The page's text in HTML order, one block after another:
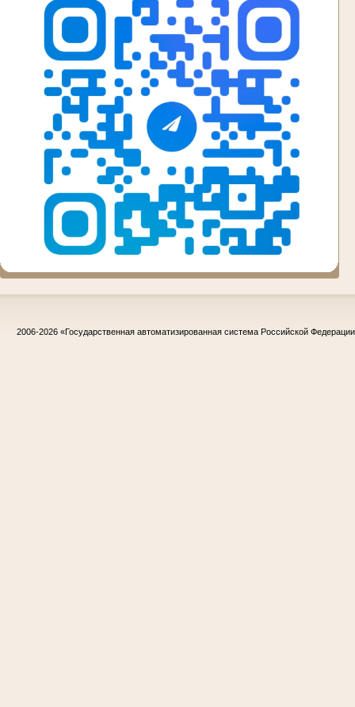
2006-2026 «Государственная автоматизированная система Российской